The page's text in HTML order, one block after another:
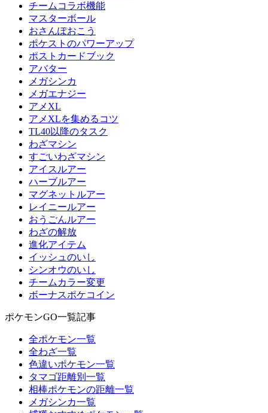
チームコラボ機能
マスターボール
おさんぽおこう
ポケストのパワーアップ
ポストカードブック
アバター
メガシンカ
メガエナジー
アメXL
アメXLを集めるコツ
TL40以降のタスク
わざマシン
すごいわざマシン
アイスルアー
ハーブルアー
マグネットルアー
レイニールアー
おうごんルアー
わざの解放
進化アイテム
イッシュのいし
シンオウのいし
チームカラー変更
ボーナスポケコイン
ポケモンGO一覧記事
全ポケモン一覧
全わざ一覧
色違いポケモン一覧
タマゴ距離別一覧
相棒ポケモンの距離一覧
メガシンカ一覧